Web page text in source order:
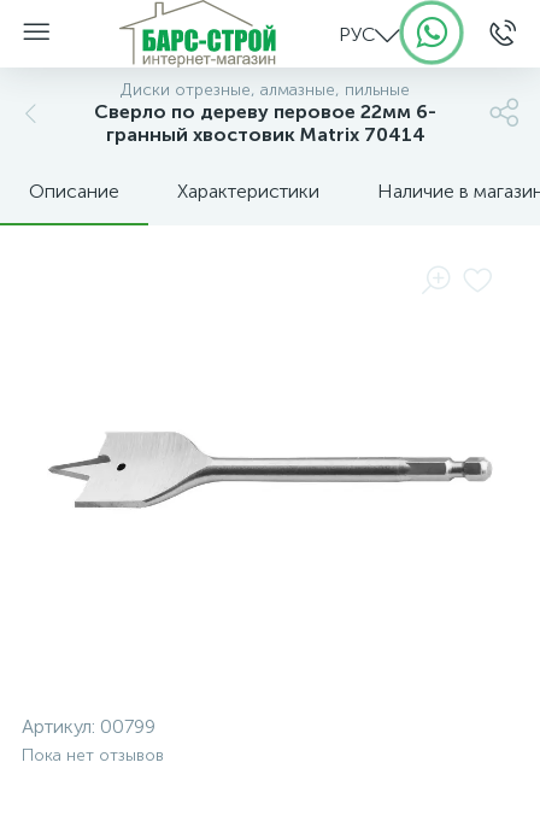
РУС
Диски отрезные, алмазные, пильные
Сверло по дереву перовое 22мм 6-
гранный хвостовик Matrix 70414
Описание Характеристики Наличие в
Артикул: 00799
Пока нет отзывов